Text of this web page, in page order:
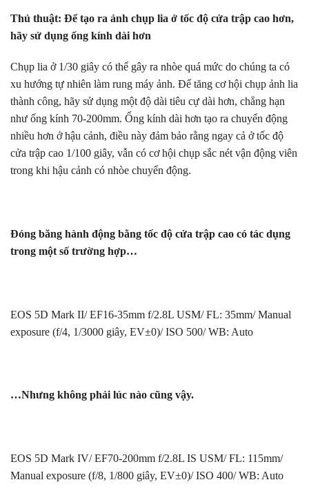
Thủ thuật: Để tạo ra ảnh chụp lia ở tốc độ cửa trập cao hơn,
hãy sử dụng ống kính dài hơn
Chụp lia ở 1/30 giây có thể gây ra nhòe quá mức do chúng ta có
xu hướng tự nhiên làm rung máy ảnh. Để tăng cơ hội chụp ảnh lia
thành công, hãy sử dụng một độ dài tiêu cự dài hơn, chẳng hạn
như ống kính 70-200mm. Ống kính dài hơn tạo ra chuyển động
nhiều hơn ở hậu cảnh, điều này đảm bảo rằng ngay cả ở tốc độ
cửa trập cao 1/100 giây, vẫn có cơ hội chụp sắc nét vận động viên
trong khi hậu cảnh có nhòe chuyển động.
Đóng băng hành động bằng tốc độ cửa trập cao có tác dụng
trong một số trường hợp…
EOS 5D Mark II/ EF16-35mm f/2.8L USM/ FL: 35mm/ Manual
exposure (f/4, 1/3000 giây, EV±0)/ ISO 500/ WB: Auto
…Nhưng không phải lúc nào cũng vậy.
EOS 5D Mark IV/ EF70-200mm f/2.8L IS USM/ FL: 115mm/
Manual exposure (f/8, 1/800 giây, EV±0)/ ISO 400/ WB: Auto